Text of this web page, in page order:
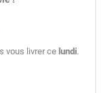
vous livrer ce lundi.